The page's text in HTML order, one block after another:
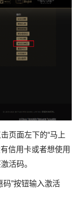
页面左下的“马上
信用卡或者想使用
活码。
码”按钮输入激活